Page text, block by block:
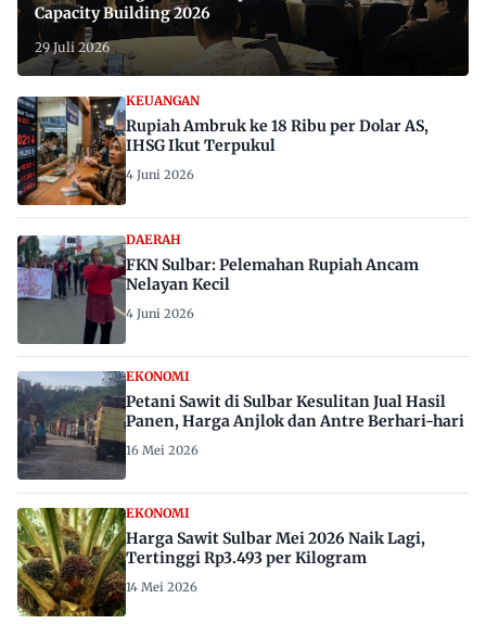
Capacity Building 2026
29 Juli 2026
KEUANGAN
Rupiah Ambruk ke 18 Ribu per Dolar AS,
IHSG Ikut Terpukul
4 Juni 2026
DAERAH
FKN Sulbar: Pelemahan Rupiah Ancam
Nelayan Kecil
4 Juni 2026
EKONOMI
Petani Sawit di Sulbar Kesulitan Jual Hasil
Panen, Harga Anjlok dan Antre Berhari-hari
16 Mei 2026
EKONOMI
Harga Sawit Sulbar Mei 2026 Naik Lagi,
Tertinggi Rp3.493 per Kilogram
14 Mei 2026